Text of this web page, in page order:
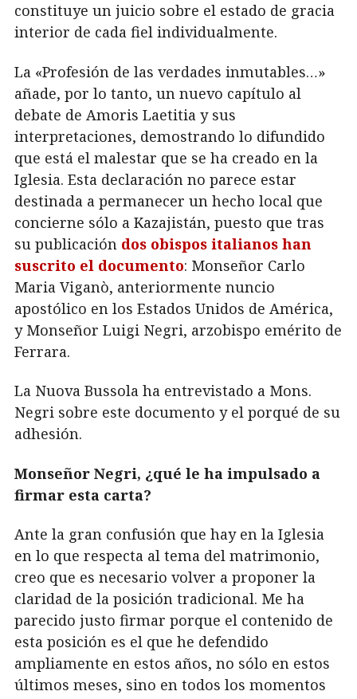
constituye un juicio sobre el estado de gracia
interior de cada fiel individualmente.
La «Profesión de las verdades inmutables…»
añade, por lo tanto, un nuevo capítulo al
debate de Amoris Laetitia y sus
interpretaciones, demostrando lo difundido
que está el malestar que se ha creado en la
Iglesia. Esta declaración no parece estar
destinada a permanecer un hecho local que
concierne sólo a Kazajistán, puesto que tras
su publicación dos obispos italianos han
suscrito el documento: Monseñor Carlo
Maria Viganò, anteriormente nuncio
apostólico en los Estados Unidos de América,
y Monseñor Luigi Negri, arzobispo emérito de
Ferrara.
La Nuova Bussola ha entrevistado a Mons.
Negri sobre este documento y el porqué de su
adhesión.
Monseñor Negri, ¿qué le ha impulsado a
firmar esta carta?
Ante la gran confusión que hay en la Iglesia
en lo que respecta al tema del matrimonio,
creo que es necesario volver a proponer la
claridad de la posición tradicional. Me ha
parecido justo firmar porque el contenido de
esta posición es el que he defendido
ampliamente en estos años, no sólo en estos
últimos meses, sino en todos los momentos